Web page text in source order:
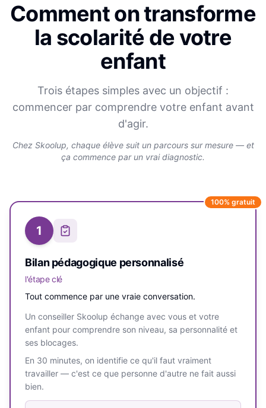
Comment on transforme
la scolarité de votre
enfant
Trois étapes simples avec un objectif :
commencer par comprendre votre enfant avant
d'agir.
Chez Skoolup, chaque élève suit un parcours sur mesure — et
ça commence par un vrai diagnostic.
100% gratuit
1
Bilan pédagogique personnalisé
l'étape clé
Tout commence par une vraie conversation.
Un conseiller Skoolup échange avec vous et votre
enfant pour comprendre son niveau, sa personnalité et
ses blocages.
En 30 minutes, on identifie ce qu'il faut vraiment
travailler — c'est ce que personne d'autre ne fait aussi
bien.